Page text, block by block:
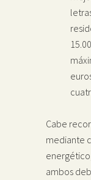
Cabe
mediante
ambos